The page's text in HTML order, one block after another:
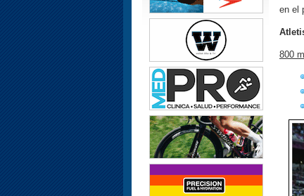
en el
800